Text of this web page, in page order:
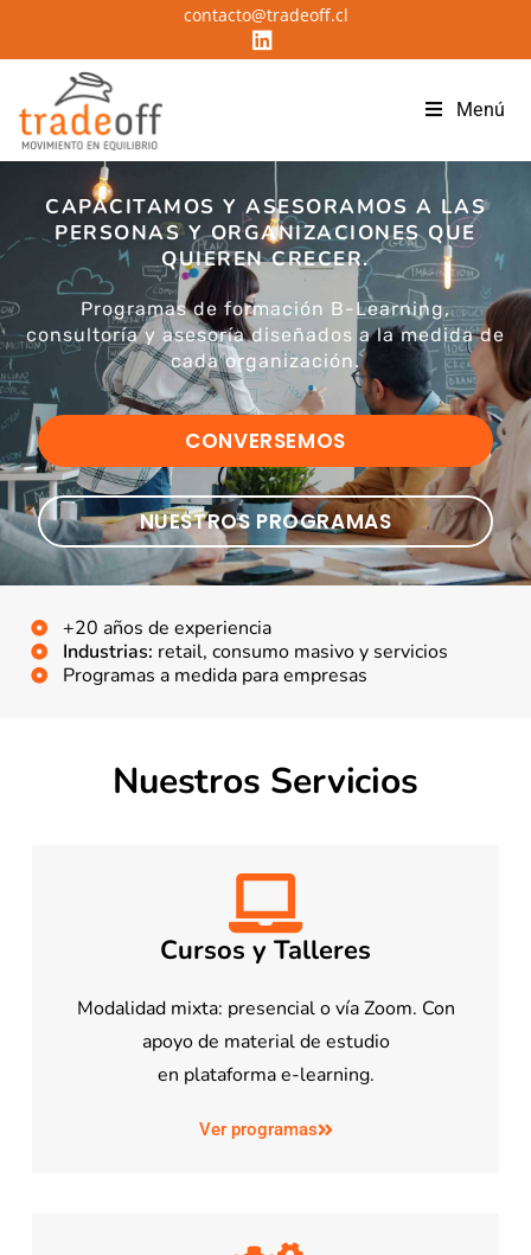
contacto@tradeoff.cl
Menú
CAPACITAMOS Y ASESORAMOS A LAS
PERSONAS Y ORGANIZACIONES QUE
QUIEREN CRECER.
Programas de formación B-Learning,
consultoría y asesoría diseñados a la medida de
cada organización.
CONVERSEMOS
NUESTROS PROGRAMAS
+20 años de experiencia
Industrias: retail, consumo masivo y servicios
Programas a medida para empresas
Nuestros Servicios
Cursos y Talleres
Modalidad mixta: presencial o vía Zoom. Con
apoyo de material de estudio
en plataforma e-learning.
Ver programas